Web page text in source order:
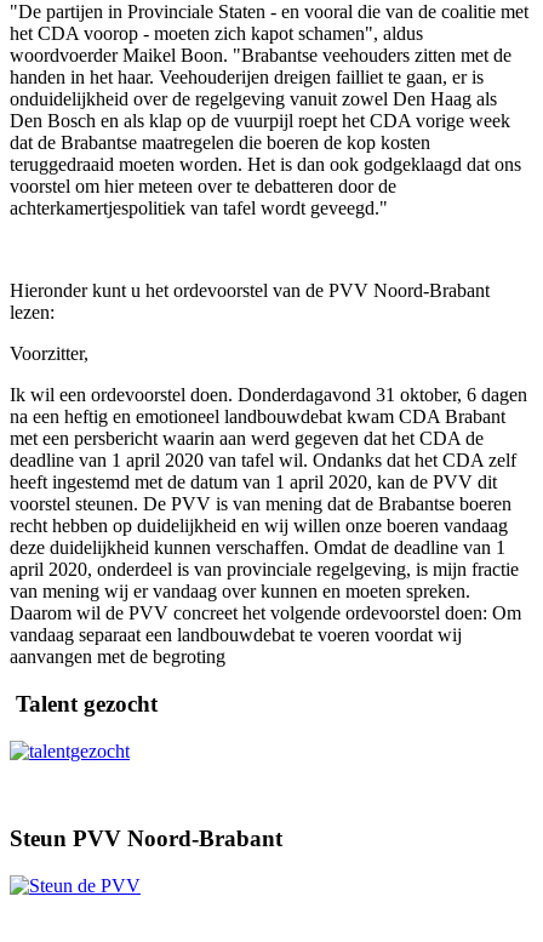
"De partijen in Provinciale Staten - en vooral die van de coalitie met
het CDA voorop - moeten zich kapot schamen", aldus
woordvoerder Maikel Boon. "Brabantse veehouders zitten met de
handen in het haar. Veehouderijen dreigen failliet te gaan, er is
onduidelijkheid over de regelgeving vanuit zowel Den Haag als
Den Bosch en als klap op de vuurpijl roept het CDA vorige week
dat de Brabantse maatregelen die boeren de kop kosten
teruggedraaid moeten worden. Het is dan ook godgeklaagd dat ons
voorstel om hier meteen over te debatteren door de
achterkamertjespolitiek van tafel wordt geveegd."
Hieronder kunt u het ordevoorstel van de PVV Noord-Brabant
lezen:
Voorzitter,
Ik wil een ordevoorstel doen. Donderdagavond 31 oktober, 6 dagen
na een heftig en emotioneel landbouwdebat kwam CDA Brabant
met een persbericht waarin aan werd gegeven dat het CDA de
deadline van 1 april 2020 van tafel wil. Ondanks dat het CDA zelf
heeft ingestemd met de datum van 1 april 2020, kan de PVV dit
voorstel steunen. De PVV is van mening dat de Brabantse boeren
recht hebben op duidelijkheid en wij willen onze boeren vandaag
deze duidelijkheid kunnen verschaffen. Omdat de deadline van 1
april 2020, onderdeel is van provinciale regelgeving, is mijn fractie
van mening wij er vandaag over kunnen en moeten spreken.
Daarom wil de PVV concreet het volgende ordevoorstel doen: Om
vandaag separaat een landbouwdebat te voeren voordat wij
aanvangen met de begroting
Talent gezocht
Steun PVV Noord-Brabant